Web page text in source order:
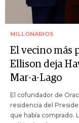
MILLONARIOS
El vecino más
Ellison deja
Mar-a-Lago
El cofundador de
residencia del
que había comprado.